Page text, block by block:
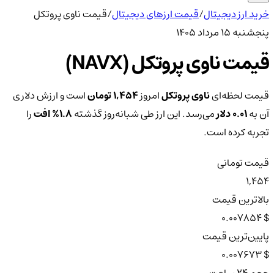
خرید ارز دیجیتال/قیمت ارزهای دیجیتال/قیمت ناوی پروتکل
پنجشنبه ۱۵ مرداد ۱۴۰۵
قیمت ناوی پروتکل (NAVX)
قیمت لحظه‌ایناوی پروتکلامروز1,454 تومان
است و ارزش دلاری
آن به0.01 دلار می‌رسد. این ارز طی شبانه‌روز گذشته1.8% افترا
تجربه کرده است.
قیمت تومانی
1,454
بالاترین قیمت
$ 0.007854
پایین‌ترین قیمت
$ 0.007673